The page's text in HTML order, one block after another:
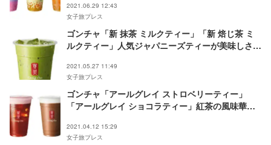
2021.06.29 12:43
女子旅プレス
ゴンチャ「新 抹茶 ミルクティー」「新 焙じ茶 ミ
ルクティー」人気ジャパニーズティーが美味しさ一
2021.05.27 11:49
女子旅プレス
ゴンチャ「アールグレイ ストロベリーティー」
「アールグレイ ショコラティー」紅茶の風味華や
2021.04.12 15:29
女子旅プレス